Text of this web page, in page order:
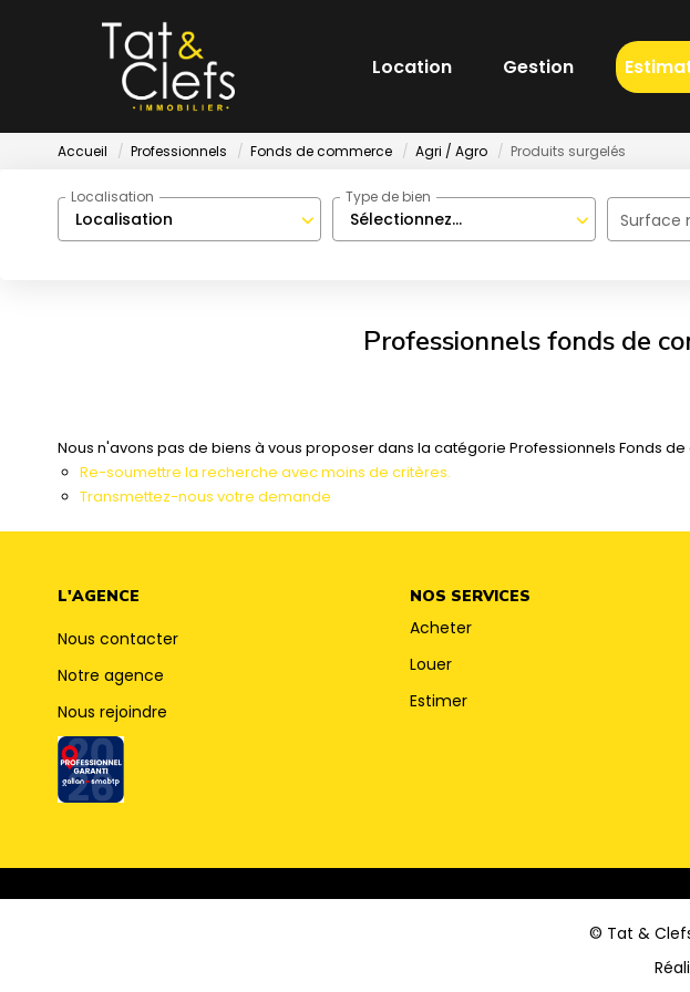
Location Gestion
Accueil Professionnels Fonds de commerce Agri / Agro Produits surgelés
Localisation
Localisation
Sélectionnez...
Type de bien
Surface
Professionnels fonds de
Nous n'avons pas de biens à vous proposer dans la catégorie Professionnels Fonds
Re-soumettre la recherche avec moins de critères.
Transmettez-nous votre demande
L'AGENCE
Nous contacter
Notre agence
Nous rejoindre
NOS SERVICES
Acheter
Louer
Estimer
© Tat &